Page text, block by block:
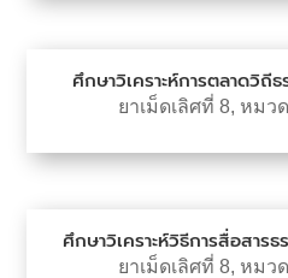
ศึกษาวิเคราะห์การตลาดวิถี
ยาเม็ดเลิศที่ 8, หมว
ศึกษาวิเคราะห์วิธีการสื่อสาร
ยาเม็ดเลิศที่ 8, หมว